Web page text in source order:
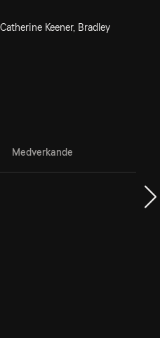
Keener, Bradley
Medverkande